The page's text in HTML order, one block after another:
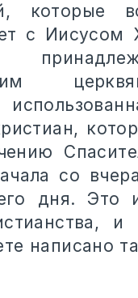
которые
с Иисусом
со
дня. Это
написано